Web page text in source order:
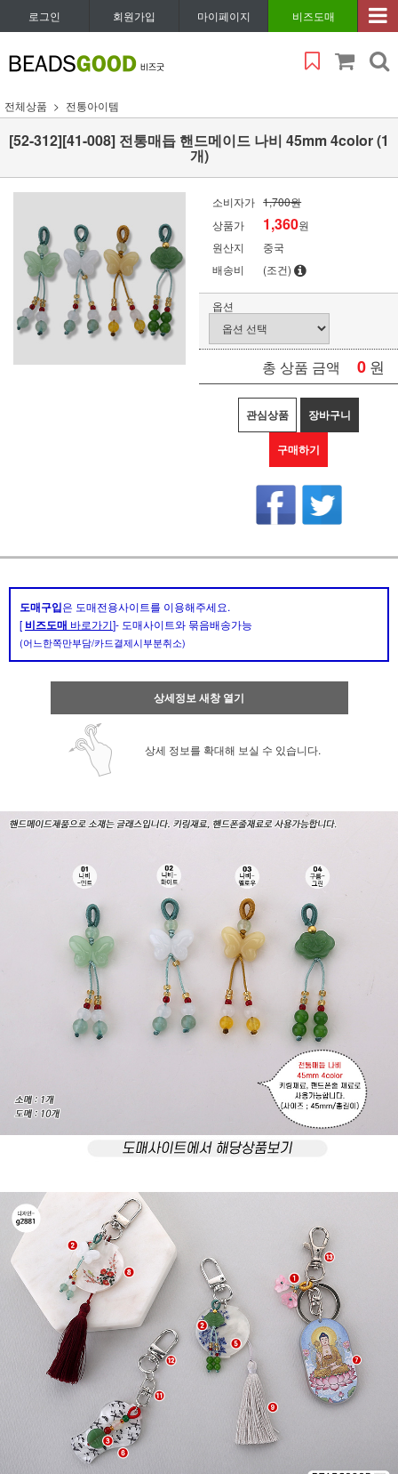
로그인 회원가입 마이페이지 비즈도매
전체상품 전통아이템
[52-312][41-008] 전통매듭 핸드메이드 나비 45mm 4color (1
개)
소비자가 1,700원
상품가
1,360원
원산지
중국
배송비
(조건)
옵션
총 상품 금액 0 원
관심상품 장바구니
구매하기
도매구입은 도매전용사이트를 이용해주세요.
[ 비즈도매 바로가기]- 도매사이트와 묶음배송가능
(어느한쪽만부담/카드결제시부분취소)
상세정보 새창 열기
상세 정보를 확대해 보실 수 있습니다.